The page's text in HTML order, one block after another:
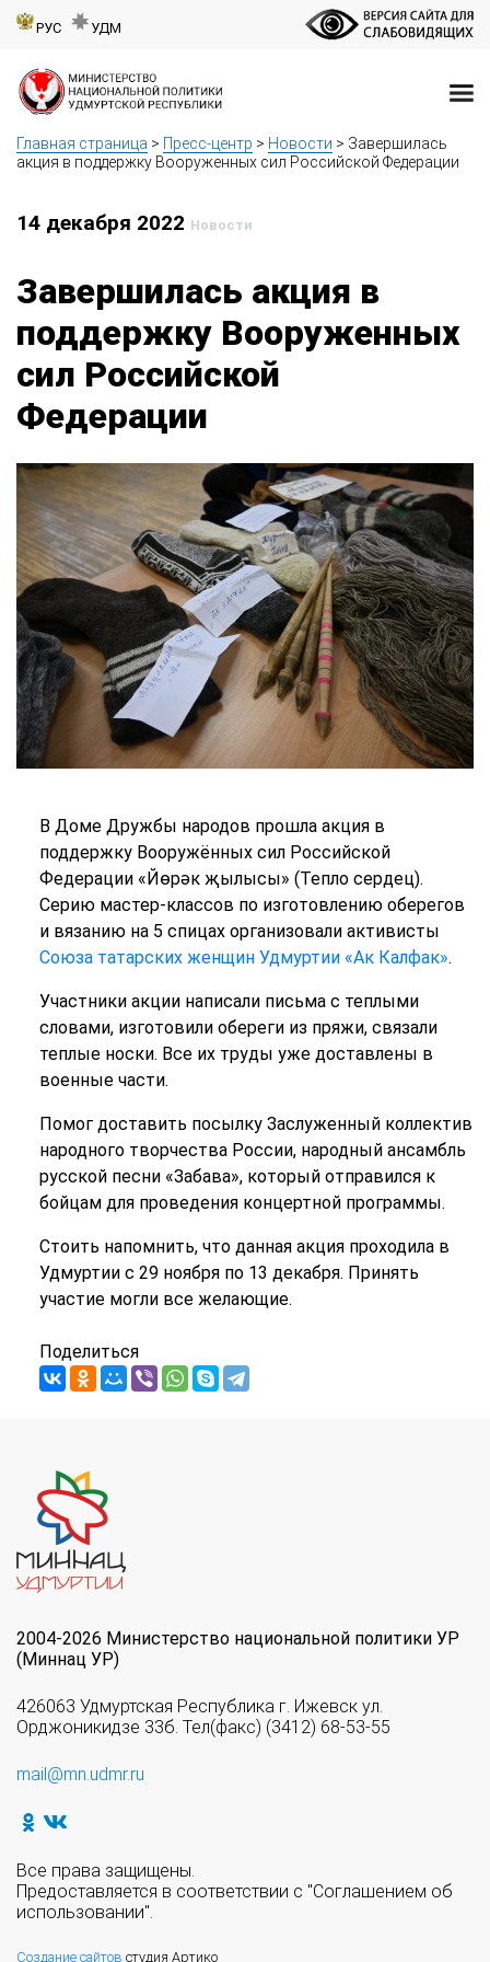
РУС УДМ
Главная страница > Пресс-центр > Новости > Завершилась
акция в поддержку Вооруженных сил Российской Федерации
14 декабря 2022 Новости
Завершилась акция в
поддержку Вооруженных
сил Российской
Федерации
В Доме Дружбы народов прошла акция в
поддержку Вооружённых сил Российской
Федерации «Йөрәк җылысы» (Тепло сердец).
Серию мастер-классов по изготовлению оберегов
и вязанию на 5 спицах организовали активисты
Союза татарских женщин Удмуртии «Ак Калфак».
Участники акции написали письма с теплыми
словами, изготовили обереги из пряжи, связали
теплые носки. Все их труды уже доставлены в
военные части.
Помог доставить посылку Заслуженный коллектив
народного творчества России, народный ансамбль
русской песни «Забава», который отправился к
бойцам для проведения концертной программы.
Стоить напомнить, что данная акция проходила в
Удмуртии с 29 ноября по 13 декабря. Принять
участие могли все желающие.
Поделиться
2004-2026 Министерство национальной политики УР
(Миннац УР)
426063 Удмуртская Республика г. Ижевск ул.
Орджоникидзе 33б. Тел(факс) (3412) 68-53-55
mail@mn.udmr.ru
Все права защищены.
Предоставляется в соответствии с "Соглашением об
использовании".
Создание сайтов студия Артико